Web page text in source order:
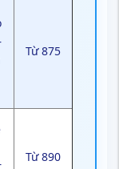
Từ 875
Từ 890